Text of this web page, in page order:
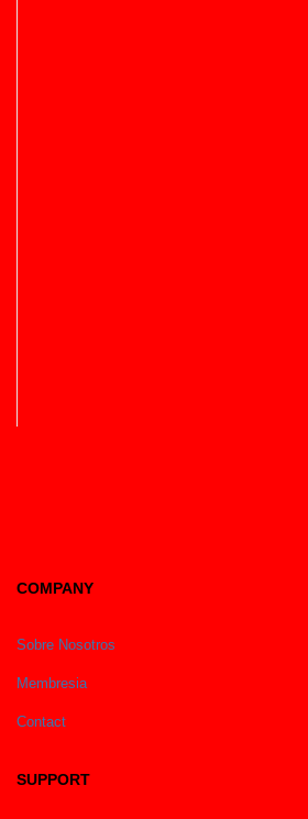
COMPANY
Sobre Nosotros
Membresia
Contact
SUPPORT